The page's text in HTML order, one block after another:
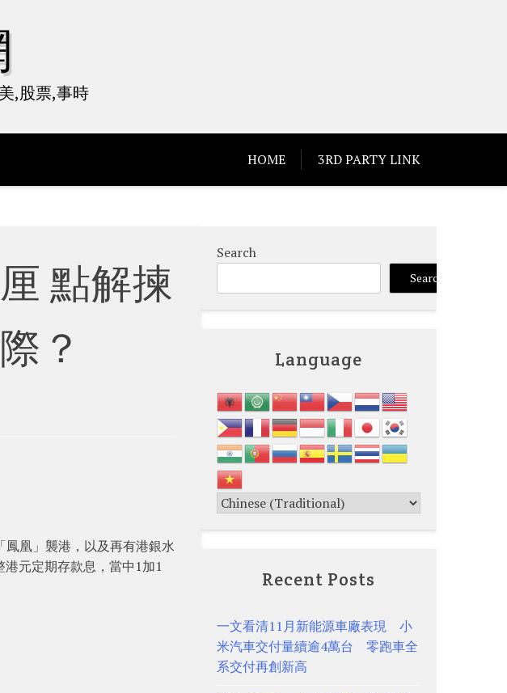
,股票,事時
HOME 3RD PARTY LINK
點解揀
？
凰」襲港，以及再有港銀水
元定期存款息，當中1加1
Search
Search
Language
Recent Posts
一文看清11月新能源車廠表現 小
米汽車交付量續逾4萬台 零跑車全
系交付再創新高